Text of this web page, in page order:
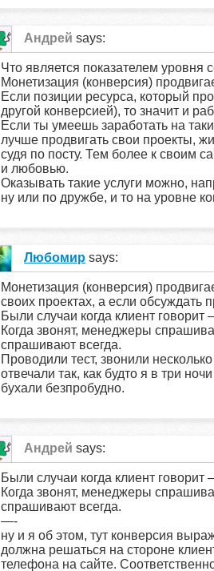
Андрей says:
Что является показателем уровня
Монетизация (конверсия)
Если позиции ресурса, который
другой конверсией), то значит и
Если ты умеешь заработать на
лучше продвигать свои проекты,
судя по посту. Тем более к своим
и любовью.
Оказывать такие услуги можно,
ну или по дружбе, и то на уровне
Любомир says:
Монетизация (конверсия)
своих проектах, а если обсуждать
Были случаи когда клиент
Когда звонят, менеджеры
спрашивают всегда.
Проводили тест, звонили
отвечали так, как будто я в три
бухали безпробудно.
Андрей says:
Были случаи когда клиент
Когда звонят, менеджеры
спрашивают всегда.
—-
ну и я об этом, тут конверсия
должна решаться на стороне
телефона на сайте.